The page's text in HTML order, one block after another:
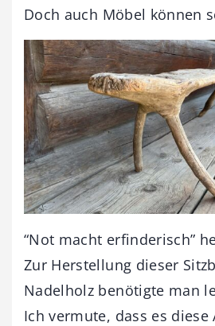
Doch auch Möbel können
“Not macht erfinderisch”
Zur Herstellung dieser
Nadelholz benötigte man
Ich vermute, dass es diese